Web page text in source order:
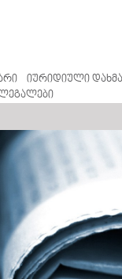
იურიდიული